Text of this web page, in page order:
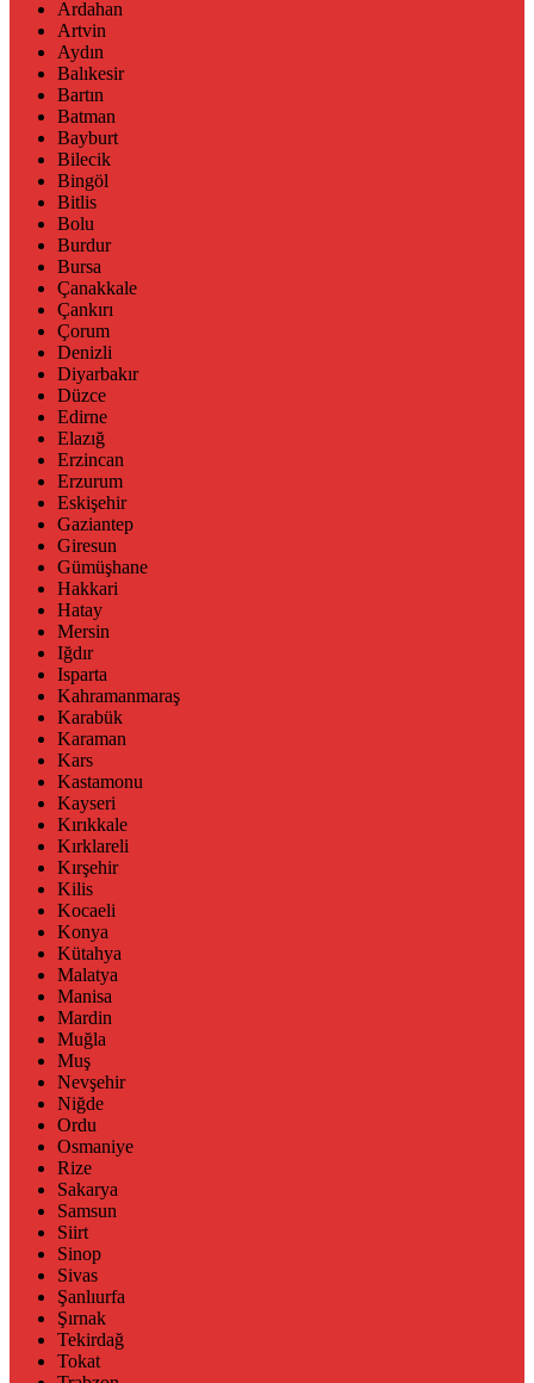
Ardahan
Artvin
Aydın
Balıkesir
Bartın
Batman
Bayburt
Bilecik
Bingöl
Bitlis
Bolu
Burdur
Bursa
Çanakkale
Çankırı
Çorum
Denizli
Diyarbakır
Düzce
Edirne
Elazığ
Erzincan
Erzurum
Eskişehir
Gaziantep
Giresun
Gümüşhane
Hakkari
Hatay
Mersin
Iğdır
Isparta
Kahramanmaraş
Karabük
Karaman
Kars
Kastamonu
Kayseri
Kırıkkale
Kırklareli
Kırşehir
Kilis
Kocaeli
Konya
Kütahya
Malatya
Manisa
Mardin
Muğla
Muş
Nevşehir
Niğde
Ordu
Osmaniye
Rize
Sakarya
Samsun
Siirt
Sinop
Sivas
Şanlıurfa
Şırnak
Tekirdağ
Tokat